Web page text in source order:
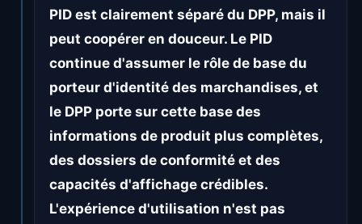
PID est clairement séparé du DPP, mais il
peut coopérer en douceur. Le PID
continue d'assumer le rôle de base du
porteur d'identité des marchandises, et
le DPP porte sur cette base des
informations de produit plus complètes,
des dossiers de conformité et des
capacités d'affichage crédibles.
L'expérience d'utilisation n'est pas